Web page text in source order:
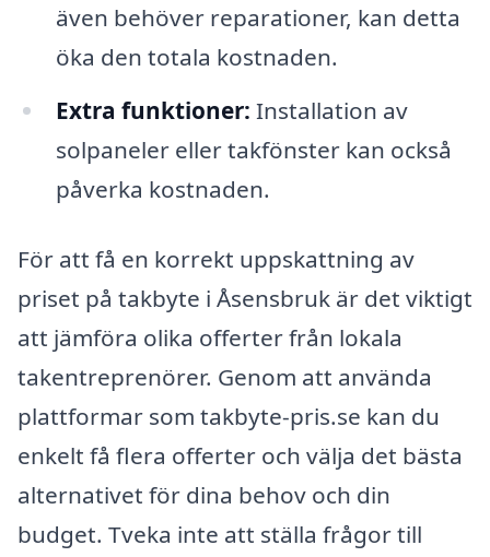
även behöver reparationer, kan detta
öka den totala kostnaden.
Extra funktioner: Installation av
solpaneler eller takfönster kan också
påverka kostnaden.
För att få en korrekt uppskattning av
priset på takbyte i Åsensbruk är det viktigt
att jämföra olika offerter från lokala
takentreprenörer. Genom att använda
plattformar som takbyte-pris.se kan du
enkelt få flera offerter och välja det bästa
alternativet för dina behov och din
budget. Tveka inte att ställa frågor till